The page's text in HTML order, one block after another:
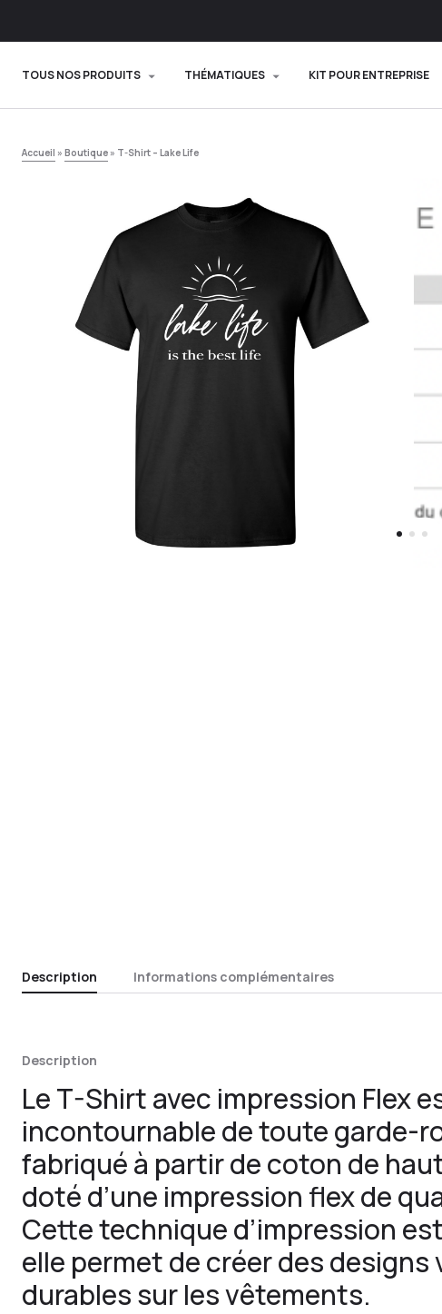
TOUS NOS PRODUITS THÉMATIQUES KIT POUR ENTREPRISE
Accueil » Boutique » T-Shirt – Lake Life
Description Informations complémentaires
Description
Le T-Shirt avec impression Flex
incontournable de toute garde-
fabriqué à partir de coton de
doté d’une impression flex de
Cette technique d’impression
elle permet de créer des
durables sur les vêtements.